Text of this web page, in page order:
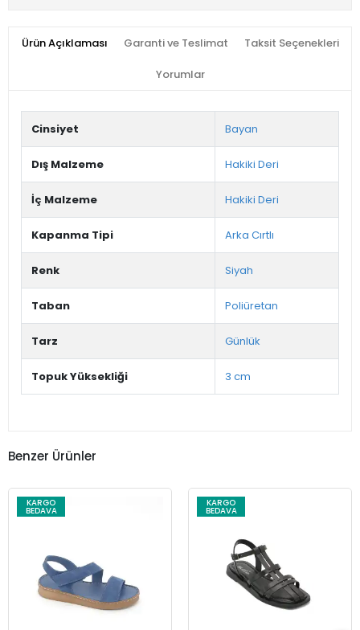
Ürün Açıklaması Garanti ve Teslimat Taksit Seçenekleri
Yorumlar
Cinsiyet Bayan
Dış Malzeme Hakiki Deri
İç Malzeme Hakiki Deri
Kapanma Tipi Arka Cırtlı
Renk Siyah
Taban Poliüretan
Tarz Günlük
Topuk Yüksekliği 3 cm
Benzer Ürünler
KARGO
BEDAVA
KARGO
BEDAVA